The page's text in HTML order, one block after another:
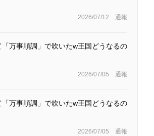
2026/07/12 通報
万事順調」で吹いたw王国どうなるの
2026/07/05 通報
万事順調」で吹いたw王国どうなるの
2026/07/05 通報